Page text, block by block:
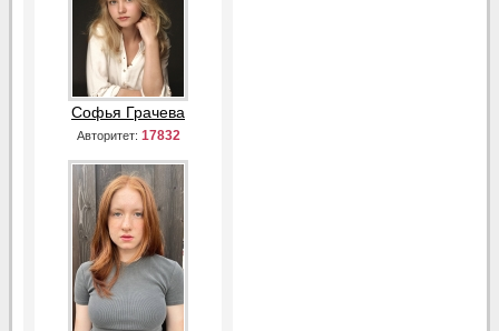
Софья Грачева
Авторитет: 17832